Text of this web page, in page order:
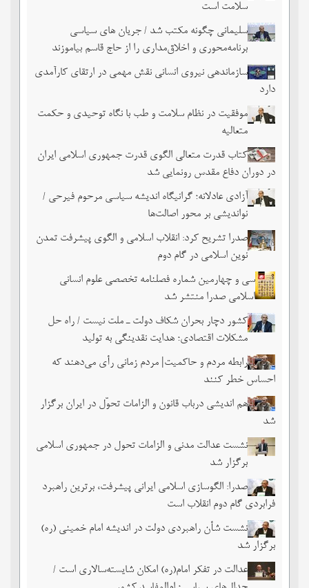
سلامت است
سلیمانی چگونه مکتب شد / جریان های سیاسی
برنامه‌محوری و اخلاق‌مداری را از حاج قاسم بیاموزند
سازماندهی نیروی انسانی نقش مهمی در ارتقای کارآمدی
دارد
موفقیت در نظام سلامت و طب با نگاه توحیدی و حکمت
متعالیه
کتاب قدرت متعالی الگوی قدرت جمهوری اسلامی ایران
در دوران دفاع مقدس رونمایی شد
آزادی عادلانه؛ گرانیگاه اندیشه سیاسی مرحوم فیرحی /
نواندیشی بر محور اصالت‌ها
صدرا تشریح کرد: انقلاب اسلامی و الگوی پیشرفت تمدن
نوین اسلامی در گام دوم
سی و چهارمین شماره فصلنامه تخصصی علوم انسانی
اسلامی صدرا منتشر شد
کشور دچار بحران شکاف دولت ـ ملت نیست / راه حل
مشکلات اقتصادی؛ هدایت نقدینگی به تولید
رابطه مردم و حاکمیت| مردم زمانی رأی می‌دهند که
احساس خطر ‌کنند
هم اندیشی درباب قانون و الزامات تحوّل در ایران برگزار
شد
نشست عدالت مدنی و الزامات تحول در جمهوری اسلامی
برگزار شد
صدرا: الگوسازی اسلامی ایرانی پیشرفت، برترین راهبرد
فرابردی گام دوم انقلاب است
نشست شأن راهبردی دولت در اندیشه امام خمینی (ره)
برگزار شد
عدالت در تفکر امام(ره) امکان شایسته‌سالاری است /